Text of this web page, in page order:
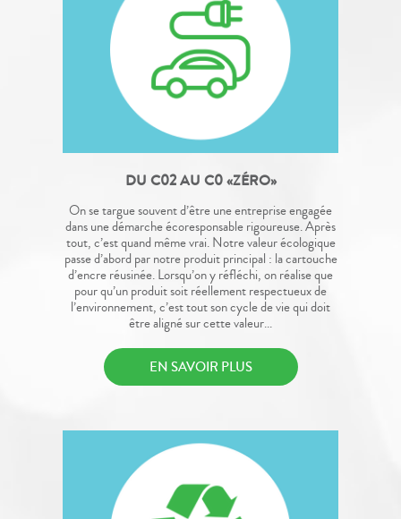
DU C02 AU C0 «ZÉRO»
On se targue souvent d’être une entreprise engagée
dans une démarche écoresponsable rigoureuse. Après
tout, c’est quand même vrai. Notre valeur écologique
passe d’abord par notre produit principal : la cartouche
d’encre réusinée. Lorsqu’on y réfléchi, on réalise que
pour qu’un produit soit réellement respectueux de
l’environnement, c’est tout son cycle de vie qui doit
être aligné sur cette valeur...
EN SAVOIR PLUS